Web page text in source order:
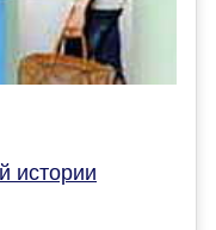
истории